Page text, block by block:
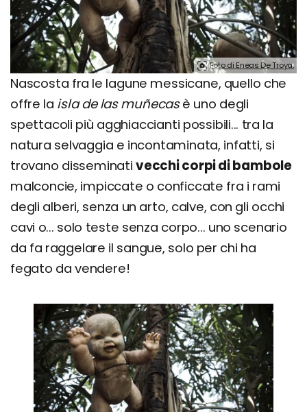
Foto di Eneas De Troya.
Nascosta fra le lagune messicane, quello che
offre la isla de las muñecasè uno degli
spettacoli più agghiaccianti possibili... tra la
natura selvaggia e incontaminata, infatti, si
trovano disseminativecchi corpi di bambole
malconcie, impiccate o conficcate fra i rami
degli alberi, senza un arto, calve, con gli occhi
cavi o... solo teste senza corpo... uno scenario
da fa raggelare il sangue, solo per chi ha
fegato da vendere!